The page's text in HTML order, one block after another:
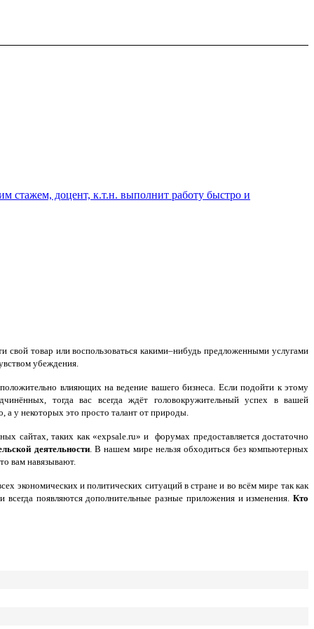
стажем, доцент, к.т.н. выполнит работу быстро и
свой товар или воспользоваться какими–нибудь предложенными услугами
убеждения.
влияющих на ведение вашего бизнеса. Если подойти к этому
тогда вас всегда ждёт головокружительный успех в вашей
а у некоторых это просто талант от природы.
сайтах, таких как «expsale.ru» и форумах предоставляется достаточно
деятельности. В нашем мире нельзя обходиться без компьютерных
вам навязывают.
экономических и политических ситуаций в стране и во всём мире так как
появляются дополнительные разные приложения и изменения. Кто